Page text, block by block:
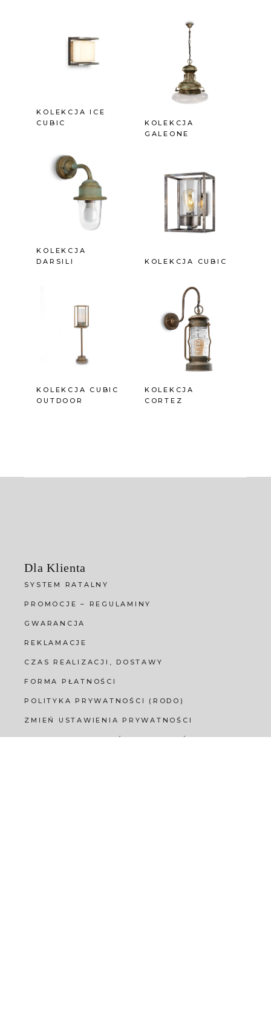
KOLEKCJA ICE
CUBIC
KOLEKCJA
GALEONE
KOLEKCJA
DARSILI
KOLEKCJA CUBIC
KOLEKCJA CUBIC
OUTDOOR
KOLEKCJA
CORTEZ
Dla Klienta
SYSTEM RATALNY
PROMOCJE – REGULAMINY
GWARANCJA
REKLAMACJE
CZAS REALIZACJI, DOSTAWY
FORMA PŁATNOŚCI
POLITYKA PRYWATNOŚCI (RODO)
ZMIEŃ USTAWIENIA PRYWATNOŚCI
HISTORIA USTAWIEŃ PRYWATNOŚCI